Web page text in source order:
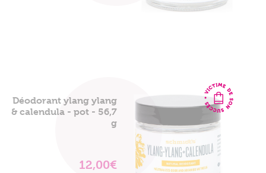
Déodorant ylang ylang
& calendula - pot - 56,7
g
12,00€
VOIR